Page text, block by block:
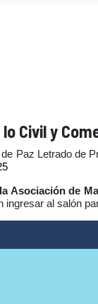
Civil y
Paz Letrado de
Asociación de
al salón